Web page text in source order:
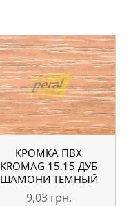
КРОМКА ПВХ
KROMAG 15.15 ДУБ
ШАМОНИ ТЕМНЫЙ
22×0,6 ММ
9,03 грн.